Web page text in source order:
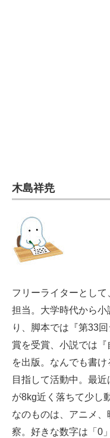
木島祥尭
フリーライターとし
担当。大学時代から小
り、脚本では『第33
賞を受賞、小説では『
を出版。なんでも書
目指して活動中。最
が8kg近く落ちて少し
なのものは、アニメ
察。好きな数字は「0